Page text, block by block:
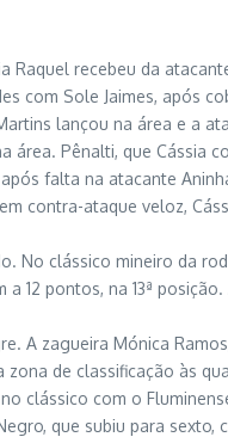
Raquel recebeu da
com Sole Jaimes,
lançou na área e a
área. Pênalti, que Cássia
falta na atacante
contra-ataque veloz,
clássico mineiro da
12 pontos, na 13ª
A zagueira Mónica
de classificação às
clássico com o
que subiu para sexto,